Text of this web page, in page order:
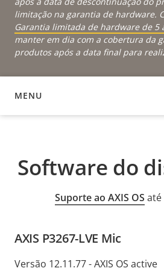
limitação na garantia de hardware.
Garantia limitada de hardware de 5
manter em dia com a cobertura da
produtos após a data final para
MENU
SOFTWARE DO DISPOSITIVO
Software do
Suporte ao AXIS OS até
AXIS P3267-LVE Mic
Versão 12.11.77 - AXIS OS active